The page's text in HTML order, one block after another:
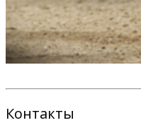
Контакты